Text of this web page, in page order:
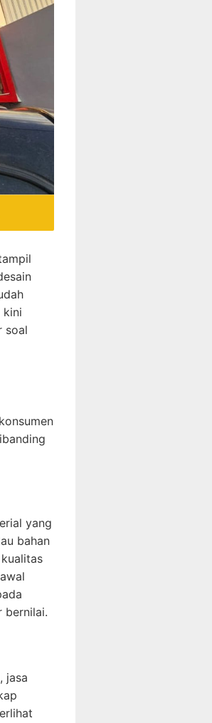
kini
soal
yang
bahan
bernilai.
jasa